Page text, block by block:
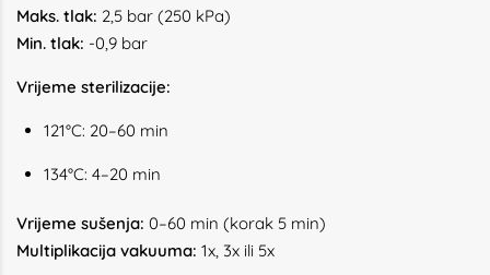
Maks. tlak: 2,5 bar (250 kPa)
Min. tlak: -0,9 bar
Vrijeme sterilizacije:
121°C: 20–60 min
134°C: 4–20 min
Vrijeme sušenja: 0–60 min (korak 5 min)
Multiplikacija vakuuma: 1x, 3x ili 5x